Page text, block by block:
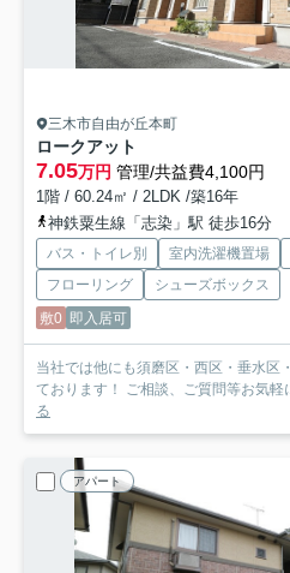
三木市自由が丘本町
ロークアット
7.05万円 管理/共益費4,100円
1階 / 60.24㎡ / 2LDK /築16年
神鉄粟生線「志染」駅 徒歩16分
バス・トイレ別 室内洗濯機置場
フローリング
シューズボックス
敷0 即入居可
当社では他にも須磨区・西区・垂水区
ております！ ご相談、ご質問等お気軽
る
アパート